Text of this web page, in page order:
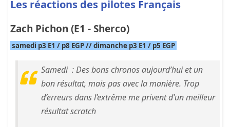
Les réactions des pilotes Français
Zach Pichon (E1 - Sherco)
samedi p3 E1 / p8 EGP // dimanche p3 E1 / p5 EGP
Samedi : Des bons chronos aujourd’hui et un
bon résultat, mais pas avec la manière. Trop
d’erreurs dans l’extrême me privent d’un meilleur
résultat scratch